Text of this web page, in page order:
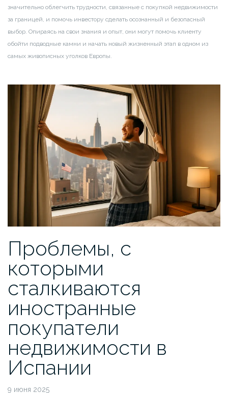
значительно облегчить трудности, связанные с покупкой недвижимости
за границей, и помочь инвестору сделать осознанный и безопасный
выбор. Опираясь на свои знания и опыт, они могут помочь клиенту
обойти подводные камни и начать новый жизненный этап в одном из
самых живописных уголков Европы.
Проблемы, с
которыми
сталкиваются
иностранные
покупатели
недвижимости в
Испании
9 июня 2025